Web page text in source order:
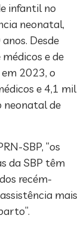
infantil no
neonatal,
Desde
e de
2023, o
e 4,1 mil
neonatal de
SBP, “os
da SBP têm
recém-
mais